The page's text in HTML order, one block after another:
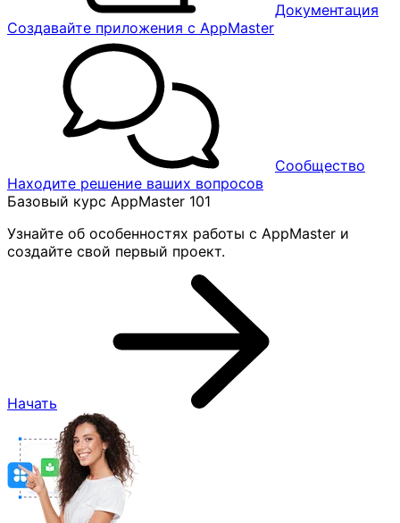
Документация
Создавайте приложения с AppMaster
Сообщество
Находите решение ваших вопросов
Базовый курс AppMaster 101
Узнайте об особенностях работы с AppMaster и
создайте свой первый проект.
Начать